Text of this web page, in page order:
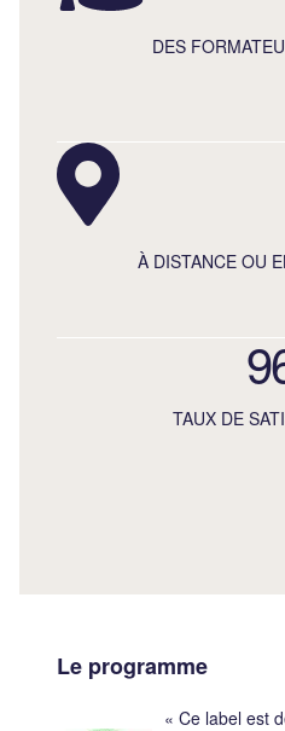
DES
À DISTANCE OU
TAUX DE
Le programme
« Ce label est